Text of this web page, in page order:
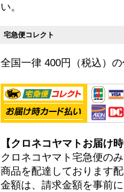
い。
宅急便コレクト
全国一律 400円（税込）
【クロネコヤマトお届け
クロネコヤマト宅急便の
商品を配達しております
金額は、請求金額を事前